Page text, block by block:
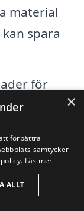
material
spara
för
kan ha
×
förbättra
samtycker
Läs mer
ALLT